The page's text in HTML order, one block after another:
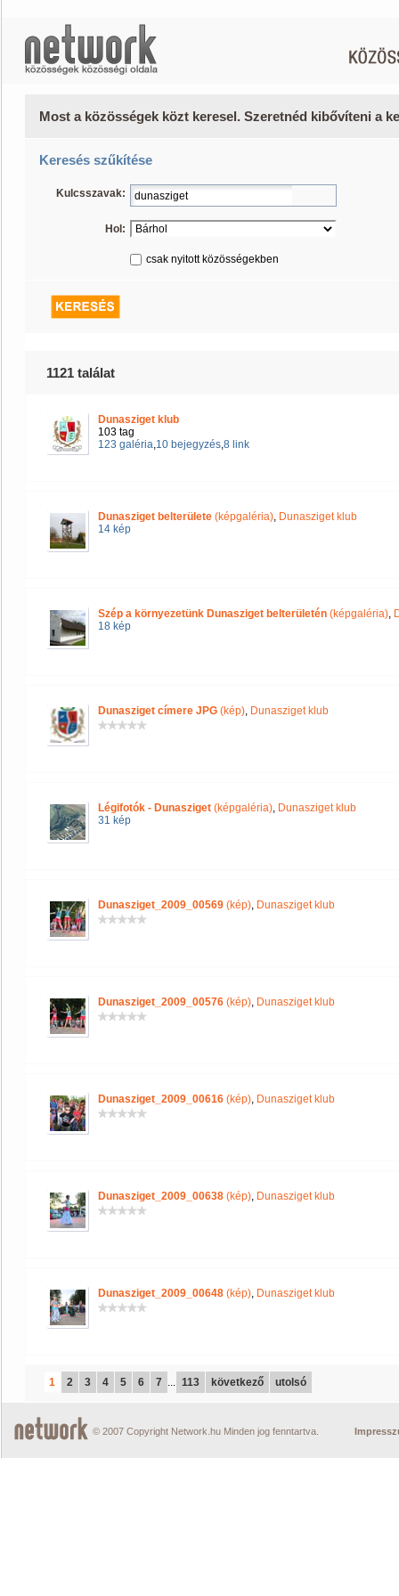
Most a közösségek közt keresel. Szeretnéd kibővíteni a
Keresés szűkítése
Kulcsszavak:
Hol:
csak nyitott közösségekben
1121 találat
Dunasziget klub
103 tag
123 galéria,10 bejegyzés,8 link
Dunasziget belterülete (képgaléria), Dunasziget klub
14 kép
Szép a környezetünk Dunasziget belterületén (képgaléria),
18 kép
Dunasziget címere JPG (kép), Dunasziget klub
Légifotók - Dunasziget (képgaléria), Dunasziget klub
31 kép
Dunasziget_2009_00569 (kép), Dunasziget klub
Dunasziget_2009_00576 (kép), Dunasziget klub
Dunasziget_2009_00616 (kép), Dunasziget klub
Dunasziget_2009_00638 (kép), Dunasziget klub
Dunasziget_2009_00648 (kép), Dunasziget klub
1 2 3 4 5 6 7 ... 113 következő utolsó
© 2007 Copyright Network.hu Minden jog fenntartva.